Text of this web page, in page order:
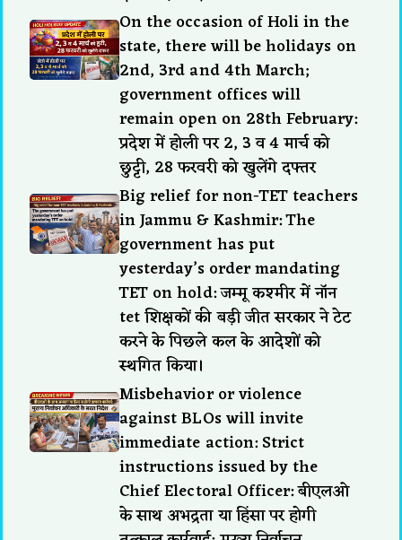
On the occasion of Holi in the
state, there will be holidays on
2nd, 3rd and 4th March;
government offices will
remain open on 28th February:
प्रदेश में होली पर 2, 3 व 4 मार्च को
छुट्टी, 28 फरवरी को खुलेंगे दफ्तर
Big relief for non-TET teachers
in Jammu & Kashmir: The
government has put
yesterday’s order mandating
TET on hold: जम्मू कश्मीर में नॉन
tet शिक्षकों की बड़ी जीत सरकार ने टेट
करने के पिछले कल के आदेशों को
स्थगित किया।
Misbehavior or violence
against BLOs will invite
immediate action: Strict
instructions issued by the
Chief Electoral Officer: बीएलओ
के साथ अभद्रता या हिंसा पर होगी